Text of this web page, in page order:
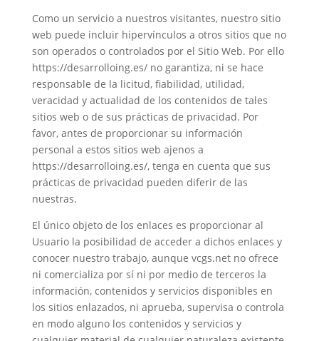
Como un servicio a nuestros visitantes, nuestro sitio
web puede incluir hipervínculos a otros sitios que no
son operados o controlados por el Sitio Web. Por ello
https://desarrolloing.es/ no garantiza, ni se hace
responsable de la licitud, fiabilidad, utilidad,
veracidad y actualidad de los contenidos de tales
sitios web o de sus prácticas de privacidad. Por
favor, antes de proporcionar su información
personal a estos sitios web ajenos a
https://desarrolloing.es/, tenga en cuenta que sus
prácticas de privacidad pueden diferir de las
nuestras.
El único objeto de los enlaces es proporcionar al
Usuario la posibilidad de acceder a dichos enlaces y
conocer nuestro trabajo, aunque vcgs.net no ofrece
ni comercializa por sí ni por medio de terceros la
información, contenidos y servicios disponibles en
los sitios enlazados, ni aprueba, supervisa o controla
en modo alguno los contenidos y servicios y